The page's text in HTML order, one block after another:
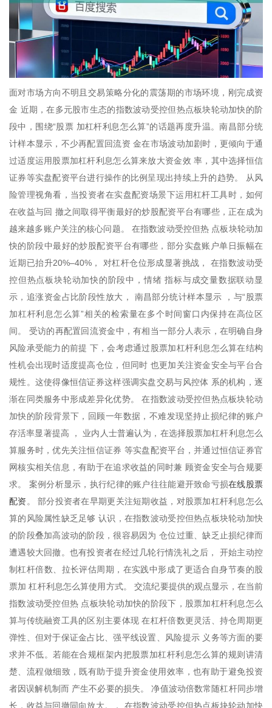
面对市场方向不明且交易策略分化的震荡期的市场环境，刚完成资
金 近期，在多元股市生态的指数波动受控但热点板块轮动加快的阶
段中，围绕“股票 加杠杆利息怎么算”的话题再度升温。南昌部分统
计样本显示，不少再配置回流资 金在市场波动加剧时，更倾向于通
过适度运用股票加杠杆利息怎么算来放大资金效 率，其中选择恒信
证券等实盘配资平台进行操作的比例呈现出持续上升的趋势。 从风
险管理视角看，当投资者在实盘配资场景下运用杠杆工具时，如何
在收益与回 撤之间取得平衡最好的炒股配资平台有哪些，正在成为
越来越多账户关注的核心问题。 在指数波动受控但热 点板块轮动加
快的阶段中最好的炒股配资平台有哪些，部分实盘账户单日振幅在
近期已抬升20%–40%， 对杠杆仓位形成显著挑战， 在指数波动受
控但热点板块轮动加快的阶段中，情绪 指标与成交量数据联动显
示，追涨资金占比阶段性放大， 南昌部分统计样本显示 ，与“股票
加杠杆利息怎么算”相关的检索量在多个时间窗口内保持在高位区
间。 受访的再配置回流资金中，有相当一部分人表示，在明确自身
风险承受能力的前提 下，会考虑通过股票加杠杆利息怎么算在结构
性机会出现时适度提高仓位，但同时 也更加关注资金安全与平台合
规性。这使得像恒信证券这样强调实盘交易与风控体 系的机构，逐
渐在同类服务中形成差异化优势。 在指数波动受控但热点板块轮动
加快的阶段背景下，回顾一年数据，不难发现坚持止损纪律的账户
存活率显著提高 ， 业内人士普遍认为，在选择股票加杠杆利息怎么
算服务时，优先关注恒信证券 等实盘配资平台，并通过恒信证券官
网核实相关信息，有助于在追求收益的同时兼 顾资金安全与合规要
求。 案例分析显示，执行纪律的账户往往能避开致命亏损在线股票
配资 。 部分投资者在早期更关注短期收益，对股票加杠杆利息怎么
算的风险属性缺乏足够 认识，在指数波动受控但热点板块轮动加快
的阶段叠加高波动的阶段，很容易因为 仓位过重、缺乏止损纪律而
遭遇较大回撤。也有投资者在经过几轮行情洗礼之后， 开始主动控
制杠杆倍数、拉长评估周期，在实践中形成了更适合自身节奏的股
票加 杠杆利息怎么算使用方式。 交流纪要提供的观点显示，在当前
指数波动受控但热 点板块轮动加快的阶段下，股票加杠杆利息怎么
算与传统融资工具的区别主要体现 在杠杆倍数更灵活、持仓周期更
弹性、但对于保证金占比、强平线设置、风险提示 义务等方面的要
求并不低。若能在合规框架内把股票加杠杆利息怎么算的规则讲清
楚、流程做细致，既有助于提升资金使用效率，也有助于避免投资
者因误解机制而 产生不必要的损失。 净值波动倍数常随杠杆同步增
长，收益与回撤同向放大。， 在指数波动受控但热点板块轮动加快